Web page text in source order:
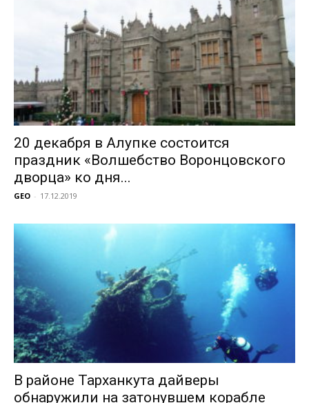
20 декабря в Алупке состоится
праздник «Волшебство Воронцовского
дворца» ко дня...
GEO - 17.12.2019
В районе Тарханкута дайверы
обнаружили на затонувшем корабле